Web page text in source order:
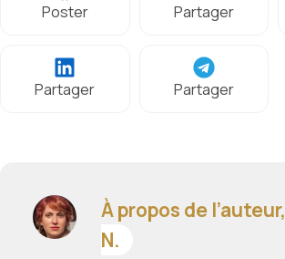
Poster Partager
Partager Partager
À propos de l’auteur,
N.